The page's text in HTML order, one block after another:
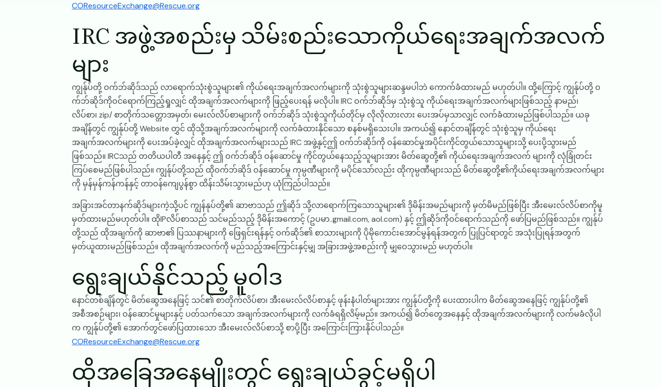
COResourceExchange@Rescue.org
IRC အဖွဲ့အစည်းမှ သိမ်းစည်းသောကိုယ်ရေးအချက်အလက်
များ
ကျွန်ုပ်တို့ ဝက်ဘ်ဆိုဒ်သည် လာရောက်သုံးစွဲသူများ၏ ကိုယ်ရေးအချက်အလက်များကို သုံးစွဲသူများဆန္ဒမပါဘဲ ကောက်ခံထားမည် မဟုတ်ပါ။ ထို့ကြောင့် ကျွန်ုပ်တို့ ဝ
က်ဘ်ဆိုဒ်ကိုဝင်ရောက်ကြည့်ရှုလျှင် ထိုအချက်အလက်များကို ဖြည့်ပေးရန် မလိုပါ။ IRC ဝက်ဘ်ဆိုဒ်မှ သုံးစွဲသူ ကိုယ်ရေးအချက်အလက်များဖြစ်သည့် နာမည်၊
လိပ်စာ၊ zip/ စာတိုက်သတ္တောအမှတ်၊ မေးလ်လိပ်စာများကို ဝက်ဘ်ဆိုဒ် သုံးစွဲသူကိုယ်တိုင်မှ လိုလိုလားလား ပေးအပ်မှသာလျှင် လက်ခံထားမည်ဖြစ်ပါသည်။ ယခု
အချိန်တွင် ကျွန်ုပ်တို့ Website တွှင် ထိုသို့အချက်အလက်များကို လက်ခံထားနိုင်သော စနစ်မရှိသေးပါ။ အကယ်၍ နောင်တချိန်တွင် သုံးစွဲသူမှ ကိုယ်ရေး
အချက်အလက်များကို ပေးအပ်ခဲ့လျှင် ထိုအချက်အလက်များသည် IRC အဖွဲ့နှင့်ဤ ဝက်ဘ်ဆိုဒ်ကို ဝန်ဆောင်မှုအပိုင်းကိုင်တွယ်သောသူများသို့ ပေးပို့သွားမည်
ဖြစ်သည်။ IRCသည် တတိယပါတီ အနေနှင့် ဤ ဝက်ဘ်ဆိုဒ် ဝန်ဆောင်မှု ကိုင်တွယ်နေသည့်သူများအား မိတ်ဆွေတို့၏ ကိုယ်ရေးအချက်အလက် များကို လုံခြုံတင်း
ကြပ်စေမည်ဖြစ်ပါသည်။ ကျွန်ုပ်တို့သည် ထိုဝက်ဘ်ဆိုဒ် ဝန်ဆောင်မှု ကုမ္ပဏီများကို မပိုင်သော်လည်း ထိုကုမ္ပဏီများသည် မိတ်ဆွေတို့၏ကိုယ်ရေးအချက်အလက်များ
ကို မှန်မှန်ကန်ကန်နှင့် တာဝန်ကျေပွန်စွာ ထိန်းသိမ်းသွားမည်ဟု ယုံကြည်ပါသည်။
အခြားအင်တာနက်ဆိုဒ်များကဲ့သို့ပင် ကျွန်နုပ်တို့၏ ဆာဗာသည် ဤဆိုဒ် သို့လာရောက်ကြသောသူများ၏ ဒိုမိန်းအမည်များကို မှတ်မိမည်ဖြစ်ပြီး အီးမေးလ်လိပ်စာကိုမူ
မှတ်ထားမည်မဟုတ်ပါ။ ထိုIPလိပ်စာသည် သင်မည်သည့် ဒိုမိန်းအကောင့် (ဥပမာ..gmail.com, aol.com) နှင့် ဤဆိုဒ်ကိုဝင်ရောက်သည်ကို ဖော်ပြမည်ဖြစ်သည်။ ကျွန်ုပ်
တို့သည် ထိုအချက်ကို ဆာဗာ၏ ပြဿနာများကို ဖြေရှင်းရန်နှင့် ဝက်ဆိုဒ်၏ စာသားများကို ပိုမိုကောင်းအောင်မွန်ရန်အတွက် ပြုပြင်ရာတွင် အသုံးပြုရန်အတွက်
မှတ်ယူထားမည်ဖြစ်သည်။ ထိုအချက်အလက်ကို မည်သည့်အကြောင်းနှင့်မျှ အခြားအဖွဲ့အစည်းကို မျှဝေသွားမည် မဟုတ်ပါ။
ရွေးချယ်နိုင်သည့် မူဝါဒ
နောင်တစ်ချိန်တွင် မိတ်ဆွေအနေဖြင့် သင်၏ စာတိုက်လိပ်စာ၊ အီးမေးလ်လိပ်စာနှင့် ဖုန်းနံပါတ်များအား ကျွန်ုပ်တို့ကို ပေးထားပါက မိတ်ဆွေအနေဖြင့် ကျွန်ုပ်တို့၏
အစီအစဉ်များ၊ ဝန်ဆောင်မှုများနှင့် ပတ်သက်သော အချက်အလက်များကို လက်ခံရရှိလိမ့်မည်။ အကယ်၍ မိတ်တွေအနေနှင့် ထိုအချက်အလက်များကို လက်မခံလိုပါ
က ကျွန်ုပ်တို့၏ အောက်တွင်ဖော်ပြထားသော အီးမေးလ်လိပ်စာသို့ စာပို့ပြီး အကြောင်းကြားနိုင်ပါသည်။
COResourceExchange@Rescue.org
ထိုအခြေအနေမျိုးတွင် ရွေးချယ်ခွင့်မရှိပါ